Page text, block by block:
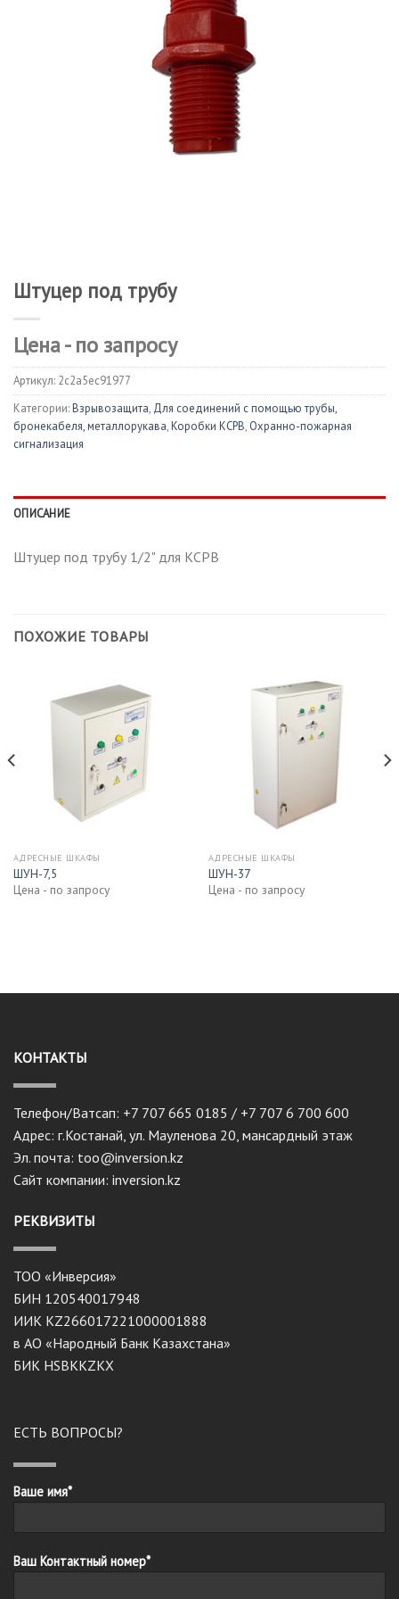
Штуцер под трубу
Цена - по запросу
Артикул: 2c2a5ec91977
Категории:Взрывозащита, Для соединений с помощью трубы,
бронекабеля, металлорукава,Коробки КСРВ, Охранно-пожарная
сигнализация
ОПИСАНИЕ
Штуцер под трубу 1/2" для КСРВ
ПОХОЖИЕ ТОВАРЫ
АДРЕСНЫЕ ШКАФЫ
ШУН-7,5
Цена - по запросу
АДРЕСНЫЕ ШКАФЫ
ШУН-37
Цена - по запросу
КОНТАКТЫ
Телефон/Ватсап: +7 707 665 0185 / +7 707 6 700 600
Адрес: г.Костанай, ул. Мауленова 20, мансардный этаж
Эл. почта: too@inversion.kz
Сайт компании: inversion.kz
РЕКВИЗИТЫ
ТОО «Инверсия»
БИН 120540017948
ИИК KZ266017221000001888
в АО «Народный Банк Казахстана»
БИК HSBKKZKX
ЕСТЬ ВОПРОСЫ?
Ваше имя*
Ваш Контактный номер*